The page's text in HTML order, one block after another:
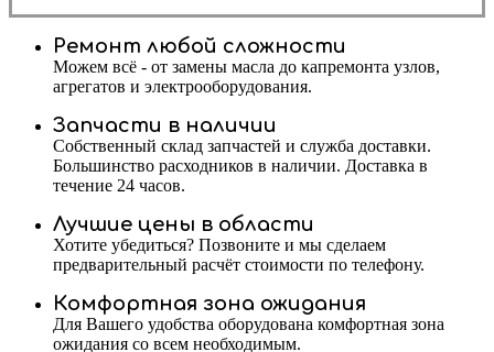
Ремонт любой сложности
Можем всё - от замены масла до капремонта узлов,
агрегатов и электрооборудования.
Запчасти в наличии
Собственный склад запчастей и служба доставки.
Большинство расходников в наличии. Доставка в
течение 24 часов.
Лучшие цены в области
Хотите убедиться? Позвоните и мы сделаем
предварительный расчёт стоимости по телефону.
Комфортная зона ожидания
Для Вашего удобства оборудована комфортная зона
ожидания со всем необходимым.